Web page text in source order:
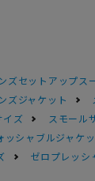
ズセットアップス
ズジャケット
イズ
スモール
ッシャブルジャケ
ゼロプレッシ